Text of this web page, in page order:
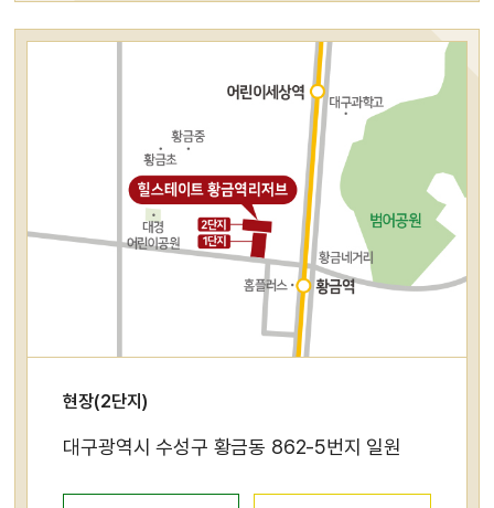
현장(2단지)
대구광역시 수성구 황금동 862-5번지 일원